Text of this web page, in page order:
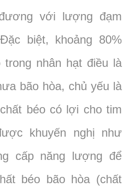
với lượng đạm
biệt, khoảng 80%
nhân hạt điều là
bão hòa, chủ yếu là
béo có lợi cho tim
khuyến nghị như
cấp năng lượng để
béo bão hòa (chất